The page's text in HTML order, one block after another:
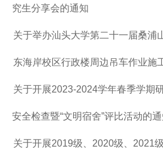
究生分享会的通知
关于举办汕头大学第二十一届桑浦
东海岸校区行政楼周边吊车作业施
关于开展2023-2024学年春季学期
安全检查暨“文明宿舍”评比活动的
关于开展2019级、2020级、2021